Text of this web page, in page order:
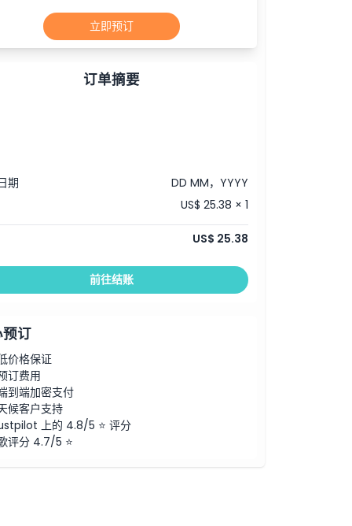
立即预订
订单摘要
期
DD MM，YYYY
US$ 25.38 × 1
US$ 25.38
前往结账
订
价格保证
订费用
到端加密支付
候客户支持
上的 4.8/5 ⭐ 评分
评分 4.7/5 ⭐